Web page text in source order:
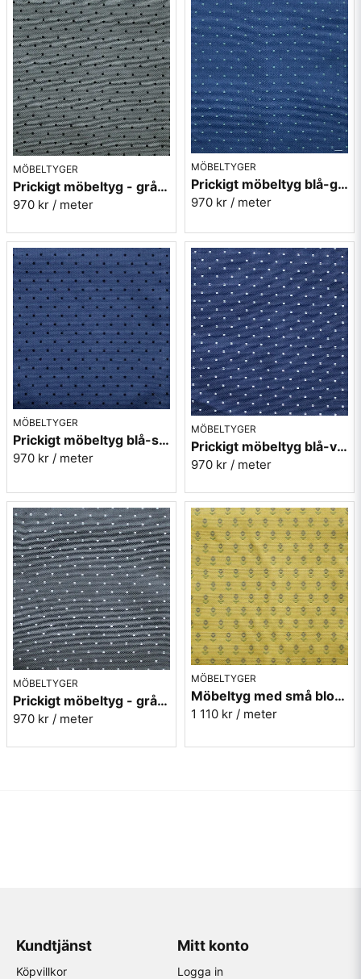
MÖBELTYGER
Prickigt möbeltyg - grå Micro nr.91
970 kr / meter
MÖBELTYGER
Prickigt möbeltyg blå-grön Micro nr.52
970 kr / meter
MÖBELTYGER
Prickigt möbeltyg blå-svart Micro nr.53
970 kr / meter
MÖBELTYGER
Prickigt möbeltyg blå-vit Micro nr.54
970 kr / meter
MÖBELTYGER
Prickigt möbeltyg - grå Micro nr.90
970 kr / meter
MÖBELTYGER
Möbeltyg med små blommor - Sippa gul nr.15 Berghem
1 110 kr / meter
Kundtjänst
Köpvillkor
Mitt konto
Logga in